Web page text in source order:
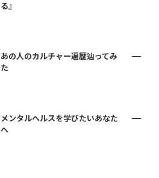
る』
あの人のカルチャー遍歴辿ってみ
た
メンタルヘルスを学びたいあなた
へ